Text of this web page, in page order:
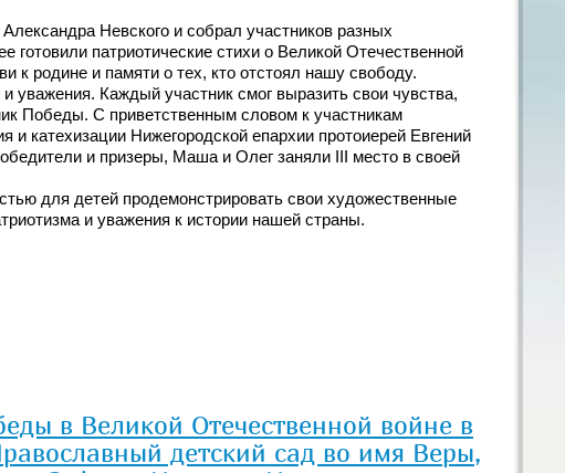
Невского и собрал участников разных
готовили патриотические стихи о Великой Отечественной
к родине и памяти о тех, кто отстоял нашу свободу.
Каждый участник смог выразить свои чувства,
Победы. С приветственным словом к участникам
и катехизации Нижегородской епархии протоиерей Евгений
и призеры, Маша и Олег заняли III место в своей
для детей продемонстрировать свои художественные
и уважения к истории нашей страны.
в Великой Отечественной войне в
детский сад во имя Веры,